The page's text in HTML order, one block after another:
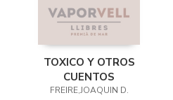
TOXICO Y OTROS
CUENTOS
FREIRE,JOAQUIN D.